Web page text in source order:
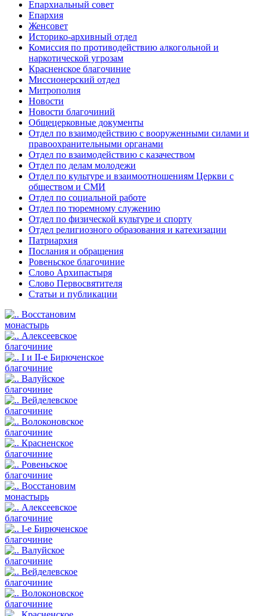
Епархиальный совет
Епархия
Женсовет
Историко-архивный отдел
Комиссия по противодействию алкогольной и
наркотической угрозам
Красненское благочиние
Миссионерский отдел
Митрополия
Новости
Новости благочиний
Общецерковные документы
Отдел по взаимодействию с вооруженными силами и
правоохранительными органами
Отдел по взаимодействию с казачеством
Отдел по делам молодежи
Отдел по культуре и взаимоотношениям Церкви с
обществом и СМИ
Отдел по социальной работе
Отдел по тюремному служению
Отдел по физической культуре и спорту
Отдел религиозного образования и катехизации
Патриархия
Послания и обращения
Ровеньское благочиние
Слово Архипастыря
Слово Первосвятителя
Статьи и публикации
Восстановим
монастырь
Алексеевское
благочиние
I и II-е Бирюченское
благочиние
Валуйское
благочиние
Вейделевское
благочиние
Волоконовское
благочиние
Красненское
благочиние
Ровеньское
благочиние
Восстановим
монастырь
Алексеевское
благочиние
I-е Бирюченское
благочиние
Валуйское
благочиние
Вейделевское
благочиние
Волоконовское
благочиние